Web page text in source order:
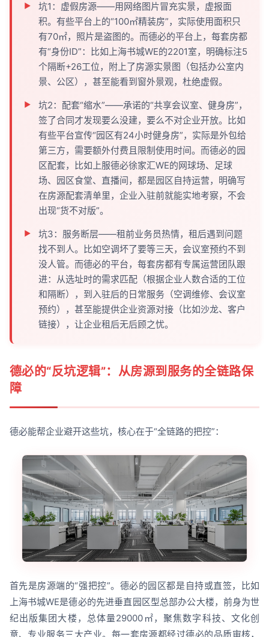
坑1：虚假房源——用网络图片冒充实景，虚报面
积。有些平台上的“100㎡精装房”，实际使用面积只
有70㎡，照片是盗图的。而德必的平台上，每套房都
有“身份ID”：比如上海书城WE的2201室，明确标注5
个隔断+26工位，附上了房源实景图（包括办公室内
景、公区），甚至能看到窗外景观，杜绝虚假。
坑2：配套“缩水”——承诺的“共享会议室、健身房”，
签了合同才发现要么没建，要么不对企业开放。比如
有些平台宣传“园区有24小时健身房”，实际是外包给
第三方，需要额外付费且限制使用时间。而德必的园
区配套，比如上服德必徐家汇WE的网球场、足球
场、园区食堂、直播间，都是园区自持运营，明确写
在房源配套清单里，企业入驻前就能实地考察，不会
出现“货不对版”。
坑3：服务断层——租前业务员热情，租后遇到问题
找不到人。比如空调坏了要等三天，会议室预约不到
没人管。而德必的平台，每套房都有专属运营团队跟
进：从选址时的需求匹配（根据企业人数合适的工位
和隔断），到入驻后的日常服务（空调维修、会议室
预约），甚至能提供企业资源对接（比如沙龙、客户
链接），让企业租后无后顾之忧。
德必的“反坑逻辑”：从房源到服务的全链路保
障
德必能帮企业避开这些坑，核心在于“全链路的把控”：
首先是房源端的“强把控”。德必的园区都是自持或直签，比如
上海书城WE是德必的先进垂直园区型总部办公大楼，前身为世
纪出版集团大楼，总体量29000㎡，聚焦数字科技、文化创
意、专业服务三大产业。每一套房源都经过德必的品质审核，